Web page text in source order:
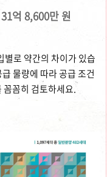
억 8,600만 원
별로 약간의 차이가 있습
물량에 따라 공급 조건
꼼꼼히 검토하세요.